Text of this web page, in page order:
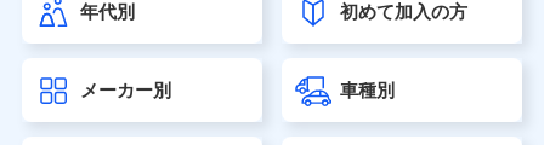
第一ネオ生命保険株式会社（https://neofirst.co.jp/）
大樹生命保険株式会社（https://www.taiju-life.co.jp）
seimei.co.jp）
チューリッヒ生命保険株式会社
年代別 初めて加入の方
メーカー別 車種別